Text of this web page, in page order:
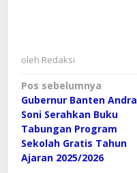
oleh Redaksi
Navigasi
pos
Pos sebelumnya
Gubernur Banten Andra
Soni Serahkan Buku
Tabungan Program
Sekolah Gratis Tahun
Ajaran 2025/2026